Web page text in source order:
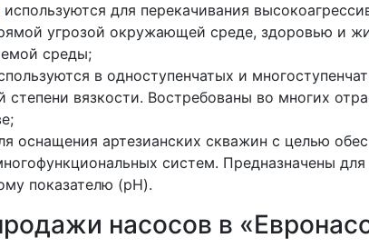
используются для перекачивания
угрозой окружающей среде, здоровью и
среды;
в одноступенчатых и
вязкости. Востребованы во многих
оснащения артезианских скважин с целью
систем. Предназначены
показателю (pH).
насосов в